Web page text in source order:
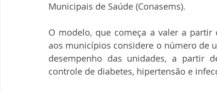
Municipais de Saúde (Conasems).
O modelo, que começa a valer a
aos municípios considere o número de
desempenho das unidades, a partir
controle de diabetes, hipertensão e